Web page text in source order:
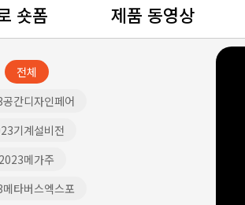
숏폼 제품 동영상
전체
간디자인페어
기계설비전
2023메가주
타버스엑스포